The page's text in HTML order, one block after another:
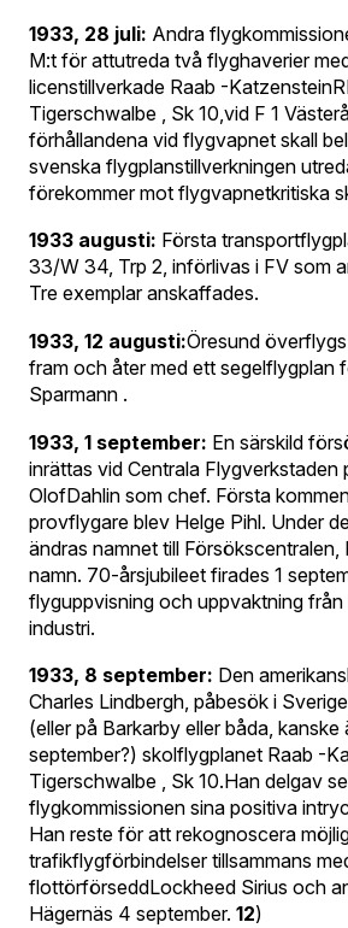
1933, 28 juli: Andra
M:t för attutreda två flyghaverier
licenstillverkade Raab -
Tigerschwalbe , Sk 10,vid F 1
förhållandena vid flygvapnet skall
svenska flygplanstillverkningen
förekommer mot flygvapnetkritiska
1933 augusti: Första
33/W 34, Trp 2, införlivas i FV som
Tre exemplar anskaffades.
1933, 12 augusti:Öresund
fram och åter med ett segelflygplan
Sparmann .
1933, 1 september: En särskild
inrättas vid Centrala Flygverkstaden
OlofDahlin som chef. Första
provflygare blev Helge Pihl. Under
ändras namnet till Försökscentralen,
namn. 70-årsjubileet firades 1
flyguppvisning och uppvaktning
industri.
1933, 8 september: Den
Charles Lindbergh, påbesök i
(eller på Barkarby eller båda, kanske
september?) skolflygplanet Raab -
Tigerschwalbe , Sk 10.Han delgav
flygkommissionen sina positiva
Han reste för att rekognoscera
trafikflygförbindelser tillsammans
flottörförseddLockheed Sirius och
Hägernäs 4 september. 12)